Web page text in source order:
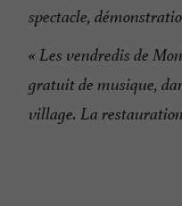
spectacle,
« Les vendredis de
gratuit de musique,
village. La restauration